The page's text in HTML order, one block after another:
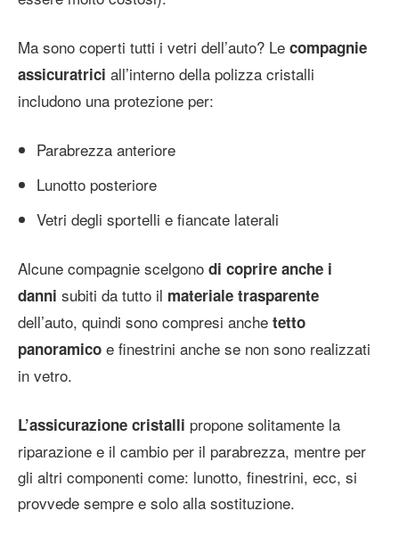
Ma sono coperti tutti i vetri dell’auto? Le compagnie
assicuratrici all’interno della polizza cristalli
includono una protezione per:
Parabrezza anteriore
Lunotto posteriore
Vetri degli sportelli e fiancate laterali
Alcune compagnie scelgono di coprire anche i
danni subiti da tutto il materiale trasparente
dell’auto, quindi sono compresi anche tetto
panoramico e finestrini anche se non sono realizzati
in vetro.
L’assicurazione cristalli propone solitamente la
riparazione e il cambio per il parabrezza, mentre per
gli altri componenti come: lunotto, finestrini, ecc, si
provvede sempre e solo alla sostituzione.